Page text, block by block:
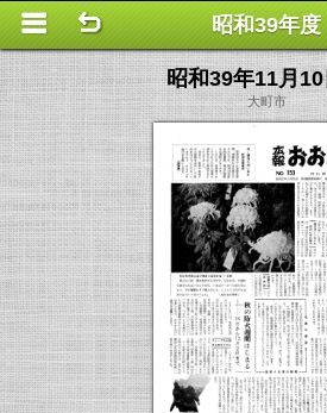
This is a completely basic
昭和39年度
昭和39年11月
大町市